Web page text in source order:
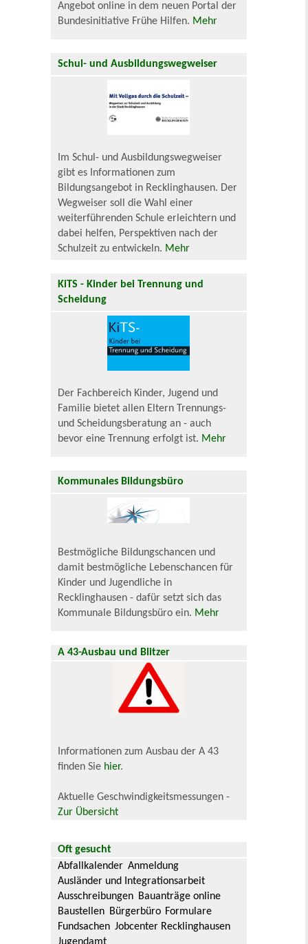
Angebot online in dem neuen Portal der
Bundesinitiative Frühe Hilfen. Mehr
Schul- und Ausbildungswegweiser
Im Schul- und Ausbildungswegweiser
gibt es Informationen zum
Bildungsangebot in Recklinghausen. Der
Wegweiser soll die Wahl einer
weiterführenden Schule erleichtern und
dabei helfen, Perspektiven nach der
Schulzeit zu entwickeln. Mehr
KiTS - Kinder bei Trennung und
Scheidung
Der Fachbereich Kinder, Jugend und
Familie bietet allen Eltern Trennungs-
und Scheidungsberatung an - auch
bevor eine Trennung erfolgt ist. Mehr
Kommunales Bildungsbüro
Bestmögliche Bildungschancen und
damit bestmögliche Lebenschancen für
Kinder und Jugendliche in
Recklinghausen - dafür setzt sich das
Kommunale Bildungsbüro ein. Mehr
A 43-Ausbau und Blitzer
Informationen zum Ausbau der A 43
finden Sie hier.
Aktuelle Geschwindigkeitsmessungen -
Zur Übersicht
Oft gesucht
Abfallkalender Anmeldung
Ausländer und Integrationsarbeit
Ausschreibungen Bauanträge online
Baustellen Bürgerbüro Formulare
Fundsachen Jobcenter Recklinghausen